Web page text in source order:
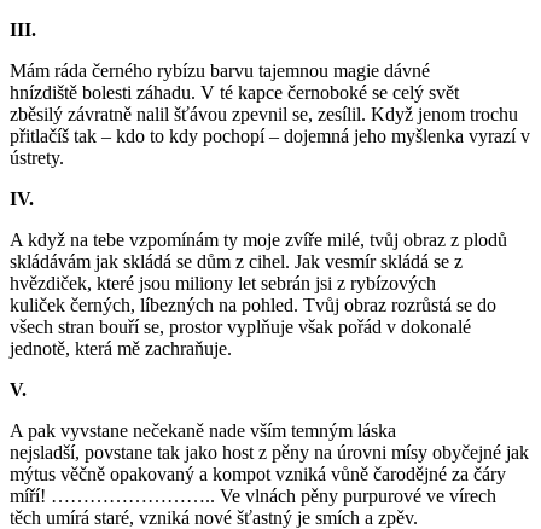
III.
Mám ráda černého rybízu barvu tajemnou magie dávné
hnízdiště bolesti záhadu. V té kapce černoboké se celý svět
zběsilý závratně nalil šťávou zpevnil se, zesílil. Když jenom trochu
přitlačíš tak – kdo to kdy pochopí – dojemná jeho myšlenka vyrazí v
ústrety.
IV.
A když na tebe vzpomínám ty moje zvíře milé, tvůj obraz z plodů
skládávám jak skládá se dům z cihel. Jak vesmír skládá se z
hvězdiček, které jsou miliony let sebrán jsi z rybízových
kuliček černých, líbezných na pohled. Tvůj obraz rozrůstá se do
všech stran bouří se, prostor vyplňuje však pořád v dokonalé
jednotě, která mě zachraňuje.
V.
A pak vyvstane nečekaně nade vším temným láska
nejsladší, povstane tak jako host z pěny na úrovni mísy obyčejné jak
mýtus věčně opakovaný a kompot vzniká vůně čarodějné za čáry
míří! …………………….. Ve vlnách pěny purpurové ve vírech
těch umírá staré, vzniká nové šťastný je smích a zpěv.